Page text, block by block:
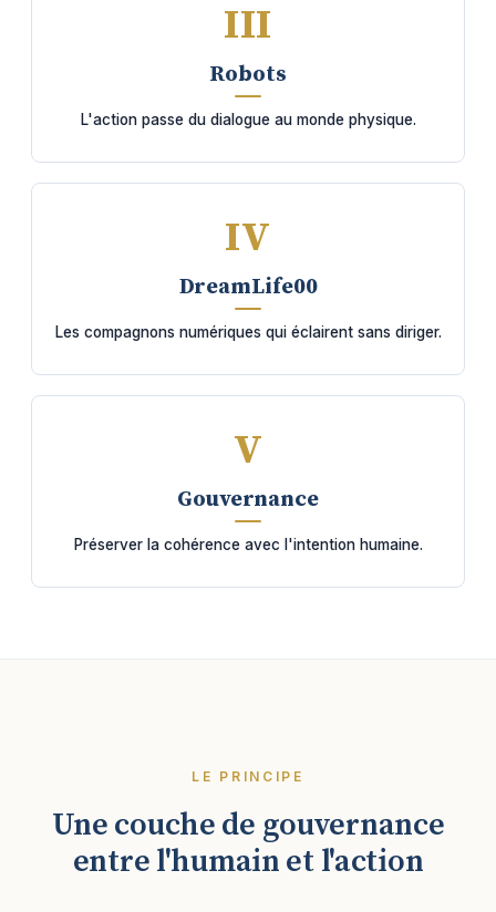
III
Robots
L'action passe du dialogue au monde physique.
IV
DreamLife00
Les compagnons numériques qui éclairent sans diriger.
V
Gouvernance
Préserver la cohérence avec l'intention humaine.
LE PRINCIPE
Une couche de gouvernance
entre l'humain et l'action